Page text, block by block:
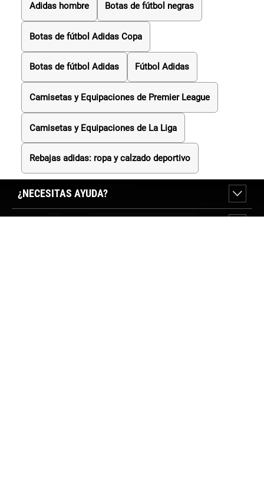
Adidas hombre Botas de fútbol negras
Botas de fútbol Adidas Copa
Botas de fútbol Adidas Fútbol Adidas
Camisetas y Equipaciones de Premier League
Camisetas y Equipaciones de La Liga
Rebajas adidas: ropa y calzado deportivo
¿NECESITAS AYUDA?